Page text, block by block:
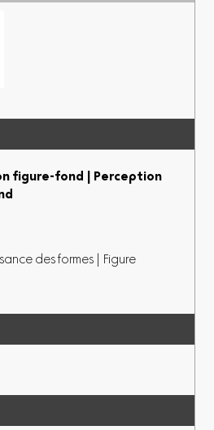
figure-fond | Perception
des formes | Figure